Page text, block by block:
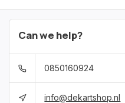
Can we help?
0850160924
info@dekartshop.nl